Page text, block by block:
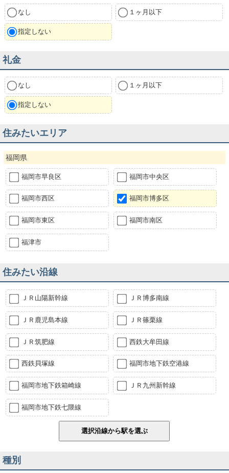
なし １ヶ月以下
指定しない
礼金
なし １ヶ月以下
指定しない
住みたいエリア
福岡県
福岡市早良区 福岡市中央区
福岡市西区 福岡市博多区
福岡市東区 福岡市南区
福津市
住みたい沿線
ＪＲ山陽新幹線 ＪＲ博多南線
ＪＲ鹿児島本線 ＪＲ篠栗線
ＪＲ筑肥線 西鉄大牟田線
西鉄貝塚線 福岡市地下鉄空港線
福岡市地下鉄箱崎線 ＪＲ九州新幹線
福岡市地下鉄七隈線
種別